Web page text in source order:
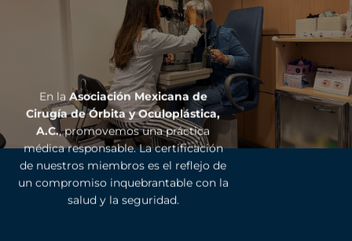
En la Asociación Mexicana de
Cirugía de Órbita y Oculoplástica,
A.C., promovemos una práctica
médica responsable. La certificación
de nuestros miembros es el reflejo de
un compromiso inquebrantable con la
salud y la seguridad.